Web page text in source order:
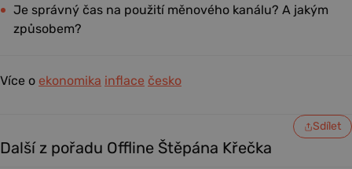
Je správný čas na použití měnového kanálu? A jakým
způsobem?
Více o ekonomika inflace česko
Sdílet
Další z pořadu Offline Štěpána Křečka